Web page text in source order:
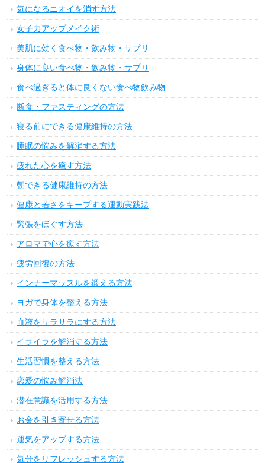
気になるニオイを消す方法
女子力アップメイク術
美肌に効く食べ物・飲み物・サプリ
身体に良い食べ物・飲み物・サプリ
食べ過ぎると体に良くない食べ物飲み物
断食・ファスティングの方法
寝る前にできる健康維持の方法
睡眠の悩みを解消する方法
疲れた心を癒す方法
朝できる健康維持の方法
健康と若さをキープする運動実践法
緊張をほぐす方法
アロマで心を癒す方法
疲労回復の方法
インナーマッスルを鍛える方法
ヨガで身体を整える方法
血液をサラサラにする方法
イライラを解消する方法
生活習慣を整える方法
恋愛の悩み解消法
潜在意識を活用する方法
お金を引き寄せる方法
運気をアップする方法
気分をリフレッシュする方法